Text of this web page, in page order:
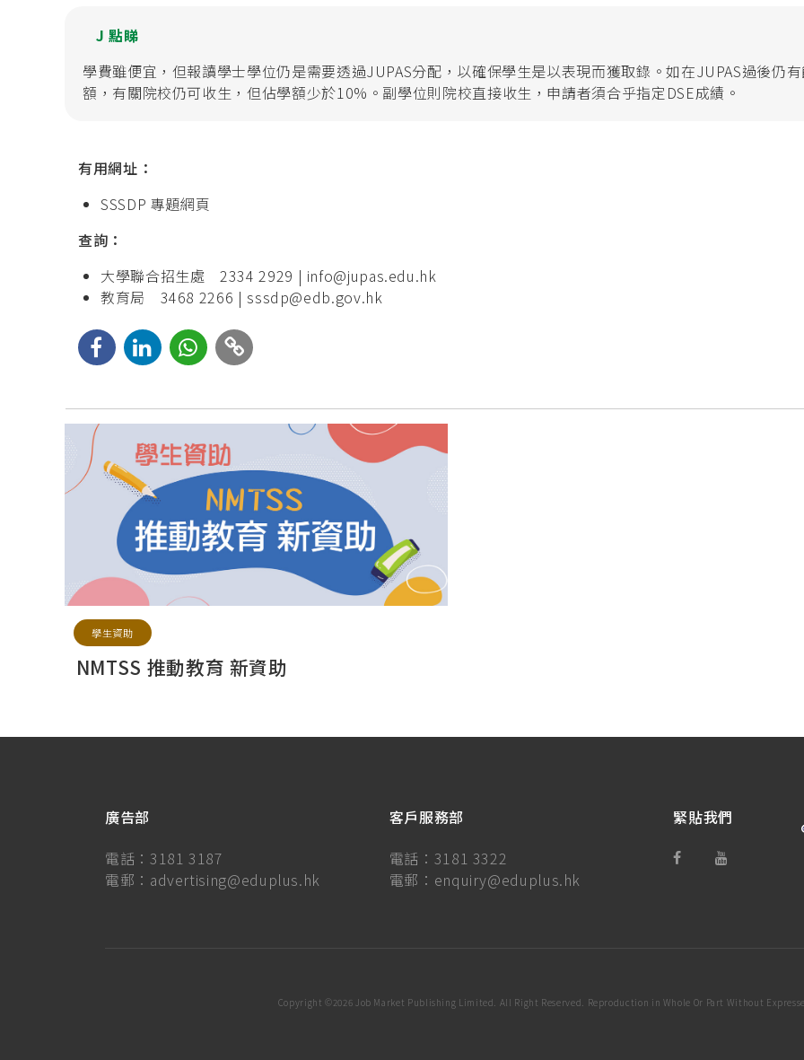
J 點睇
學費雖便宜，但報讀學士學位仍是需要透過JUPAS分配，以確保學生是以表現而獲取錄。如在JUPAS過後仍
額，有關院校仍可收生，但佔學額少於10%。副學位則院校直接收生，申請者須合乎指定DSE成績。
有用網址：
SSSDP 專題網頁
查詢：
大學聯合招生處 2334 2929 | info@jupas.edu.hk
教育局 3468 2266 |sssdp@edb.gov.hk
學生資助
NMTSS 推動教育 新資助
廣告部
電話： 3181 3187
電郵： advertising@eduplus.hk
客戶服務部
電話： 3181 3322
電郵： enquiry@eduplus.hk
緊貼我們
Copyright ©2026 Job Market Publishing Limited. All Right Reserved. Reproduction in Whole Or Part Without